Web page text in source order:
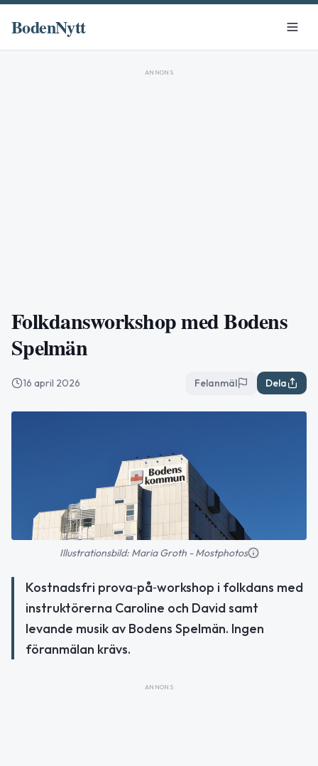
BodenNytt
ANNONS
Folkdansworkshop med Bodens
Spelmän
16 april 2026 Felanmäl Dela
Illustrationsbild: Maria Groth - Mostphotos
Kostnadsfri prova‑på‑workshop i folkdans med
instruktörerna Caroline och David samt
levande musik av Bodens Spelmän. Ingen
föranmälan krävs.
ANNONS